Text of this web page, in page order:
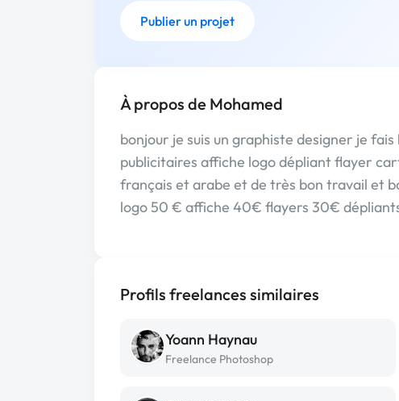
Publier un projet
À propos de Mohamed
bonjour je suis un graphiste designer je
publicitaires affiche logo dépliant flayer
français et arabe et de très bon travail et
logo 50 € affiche 40€ flayers 30€
Profils freelances similaires
Yoann Haynau
Freelance Photoshop